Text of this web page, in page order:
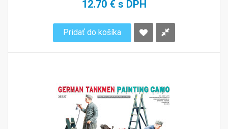
12.70 € s DPH
Pridať do košíka